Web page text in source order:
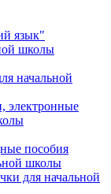
язык"
школы
начальной
электронные
пособия
школы
для начальной